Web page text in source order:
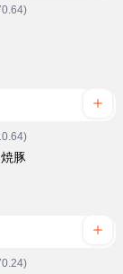
豚